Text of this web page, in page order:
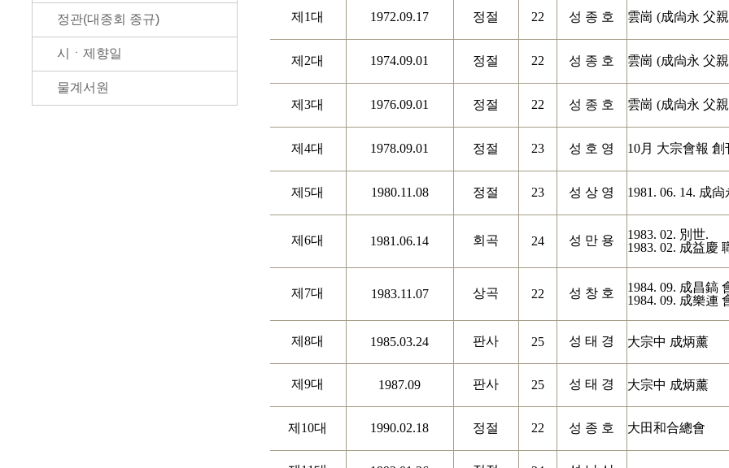
정관(대종회 종규)
시ㆍ제향일
물계서원
제1대 1972.09.17 정절 22 성 종 호 雲崗 (成尙永 父親
제2대 1974.09.01 정절 22 성 종 호 雲崗 (成尙永 父親
제3대 1976.09.01 정절 22 성 종 호 雲崗 (成尙永 父親
제4대 1978.09.01 정절 23 성 호 영 10月 大宗會報 創
제5대 1980.11.08 정절 23 성 상 영 1981. 06. 14. 成尙
제6대 1981.06.14 회곡 24 성 만 용 1983. 02. 別世.
1983. 02. 成益慶
제7대 1983.11.07 상곡 22 성 창 호 1984. 09. 成昌鎬
1984. 09. 成樂連
제8대 1985.03.24 판사 25 성 태 경 大宗中 成炳薰
제9대 1987.09 판사 25 성 태 경 大宗中 成炳薰
제10대 1990.02.18 정절 22 성 종 호 大田和合總會